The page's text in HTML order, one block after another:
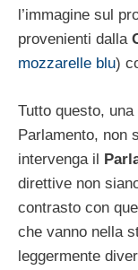
l’immagine sul
provenienti dalla
mozzarelle blu)
Tutto questo,
Parlamento, non
intervenga il
direttive non
contrasto con
che vanno nella
leggermente